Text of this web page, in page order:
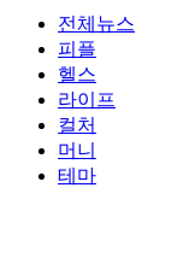
전체뉴스
피플
헬스
라이프
컬처
머니
테마